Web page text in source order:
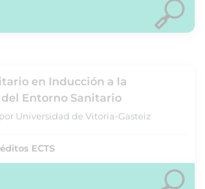
en Inducción a la
Entorno Sanitario
Universidad de Vitoria-Gasteiz
ECTS